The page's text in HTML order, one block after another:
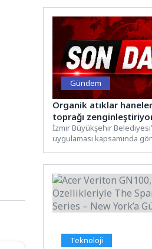
Gündem
Organik atıklar
toprağı
İzmir Büyükşehir
uygulaması kapsamında
Teknoloji